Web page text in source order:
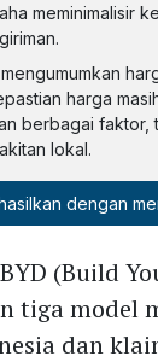
meminimalisir
harga
berbagai faktor,
lokal.
dengan
(Build
tiga model
dan